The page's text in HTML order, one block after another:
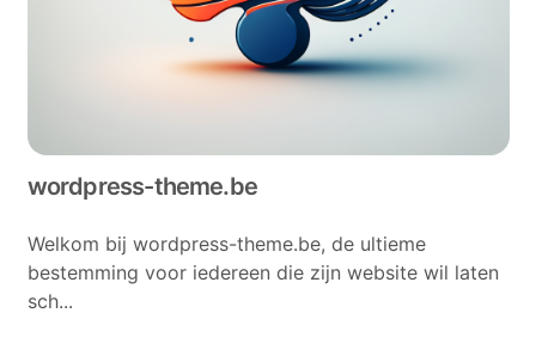
wordpress-theme.be
Welkom bij wordpress-theme.be, de ultieme
bestemming voor iedereen die zijn website wil laten
sch...